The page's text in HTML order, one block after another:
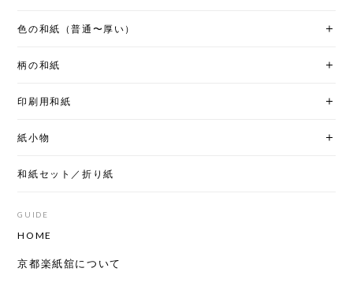
色の和紙（普通〜厚い）
柄の和紙
印刷用和紙
紙小物
和紙セット／折り紙
GUIDE
HOME
京都楽紙舘について